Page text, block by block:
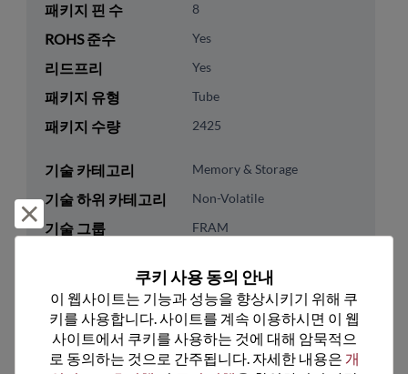
패키지 핀 수 8
ROHS 준수 Yes
리드프리 Yes
패키지 유형 Tube
패키지 수량 2425
기술 카테고리 Memory & Storage
기술 하위 카테고리 Non-Volatile
기술 그룹 FRAM
8542.32.0071
ECCN 3A991.B.1.B.2
거부 및 닫기
쿠키 사용 동의 안내
이 웹사이트는 기능과 성능을 향상시키기 위해 쿠
키를 사용합니다. 사이트를 계속 이용하시면 이 웹
사이트에서 쿠키를 사용하는 것에 대해 암묵적으
로 동의하는 것으로 간주됩니다. 자세한 내용은 개